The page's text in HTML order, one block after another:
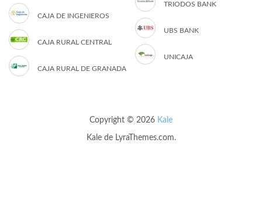
CAJA DE INGENIEROS
CAJA RURAL CENTRAL
CAJA RURAL DE GRANADA
TRIODOS BANK
UBS BANK
UNICAJA
Copyright © 2026 Kale
Kalede LyraThemes.com.